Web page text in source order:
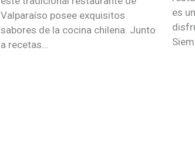
Valparaíso posee exquisitos
sabores de la cocina chilena. Junto
a recetas…
es